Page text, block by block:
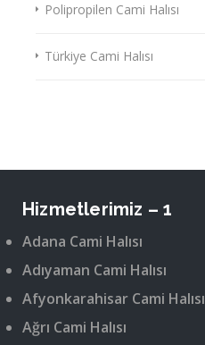
Polipropilen Cami Halısı
Türkiye Cami Halısı
Hizmetlerimiz – 1
Adana Cami Halısı
Adıyaman Cami Halısı
Afyonkarahisar Cami Halısı
Ağrı Cami Halısı